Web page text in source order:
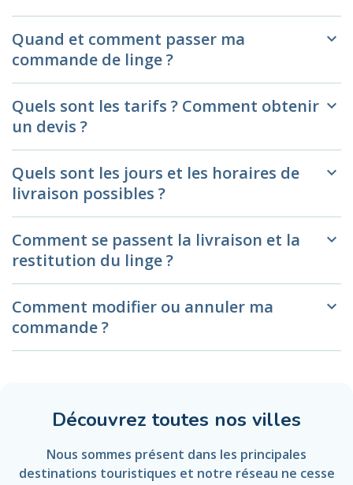
Quand et comment passer ma
commande de linge ?
keyboard_arrow_down
Quels sont les tarifs ? Comment obtenir
un devis ?
keyboard_arrow_down
Quels sont les jours et les horaires de
livraison possibles ?
keyboard_arrow_down
Comment se passent la livraison et la
restitution du linge ?
keyboard_arrow_down
Comment modifier ou annuler ma
commande ?
keyboard_arrow_down
Découvrez toutes nos villes
Nous sommes présent dans les principales
destinations touristiques et notre réseau ne cesse